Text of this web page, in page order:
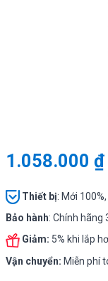
1.058.000 ₫
Thiết bị: Mới 100%,
Bảo hành: Chính hãng
Giảm: 5% khi lắp
Vận chuyển: Miễn phí